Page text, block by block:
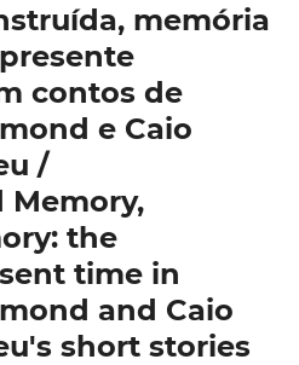
memória
contos de
e Caio
/
Memory,
the
time in
and Caio
short stories